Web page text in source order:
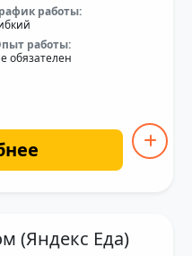
работы:
работы:
обязателен
(Яндекс Еда)